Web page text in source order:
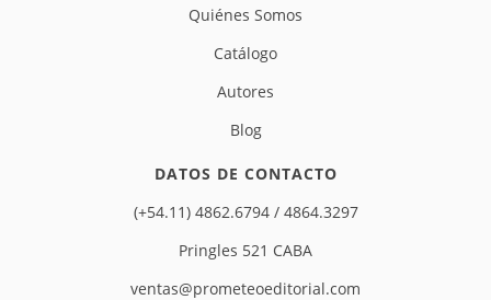
Quiénes Somos
Catálogo
Autores
Blog
DATOS DE CONTACTO
(+54.11) 4862.6794 / 4864.3297
Pringles 521 CABA
ventas@prometeoeditorial.com